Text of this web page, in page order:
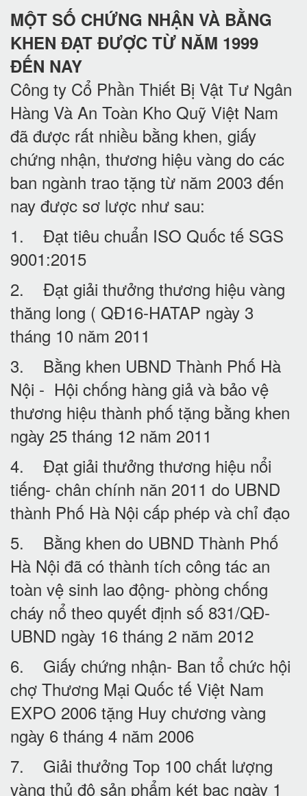
MỘT SỐ CHỨNG NHẬN VÀ BẰNG
KHEN ĐẠT ĐƯỢC TỪ NĂM 1999
ĐẾN NAY
Công ty Cổ Phần Thiết Bị Vật Tư Ngân
Hàng Và An Toàn Kho Quỹ Việt Nam
đã được rất nhiều bằng khen, giấy
chứng nhận, thương hiệu vàng do các
ban ngành trao tặng từ năm 2003 đến
nay được sơ lược như sau:
1. Đạt tiêu chuẩn ISO Quốc tế SGS
9001:2015
2. Đạt giải thưởng thương hiệu vàng
thăng long ( QĐ16-HATAP ngày 3
tháng 10 năm 2011
3. Bằng khen UBND Thành Phố Hà
Nội - Hội chống hàng giả và bảo vệ
thương hiệu thành phố tặng bằng khen
ngày 25 tháng 12 năm 2011
4. Đạt giải thưởng thương hiệu nổi
tiếng- chân chính năn 2011 do UBND
thành Phố Hà Nội cấp phép và chỉ đạo
5. Bằng khen do UBND Thành Phố
Hà Nội đã có thành tích công tác an
toàn vệ sinh lao động- phòng chống
cháy nổ theo quyết định số 831/QĐ-
UBND ngày 16 tháng 2 năm 2012
6. Giấy chứng nhận- Ban tổ chức hội
chợ Thương Mại Quốc tế Việt Nam
EXPO 2006 tặng Huy chương vàng
ngày 6 tháng 4 năm 2006
7. Giải thưởng Top 100 chất lượng
vàng thủ đô sản phẩm két bạc ngày 1